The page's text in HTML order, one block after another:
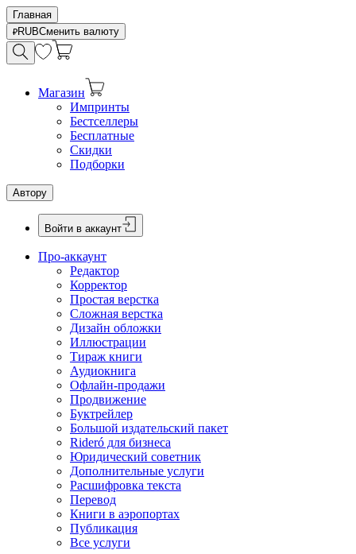
Главная
RUBСменить валюту
Магазин
Импринты
Бестселлеры
Бесплатные
Скидки
Подборки
Автору
Войти в аккаунт
Про-аккаунт
Редактор
Корректор
Простая верстка
Сложная верстка
Дизайн обложки
Иллюстрации
Тираж книги
Аудиокнига
Офлайн-продажи
Продвижение
Буктрейлер
Большой издательский пакет
Rideró для бизнеса
Юридический советник
Дополнительные услуги
Расшифровка текста
Перевод
Книги в аэропортах
Публикация
Все услуги